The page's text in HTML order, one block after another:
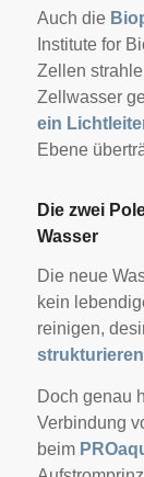
Auch die
Institute for
Zellen
Zellwasser
ein
Ebene
Die zwei
Wasser
Die neue
kein
reinigen,
Doch genau
Verbindung
beim